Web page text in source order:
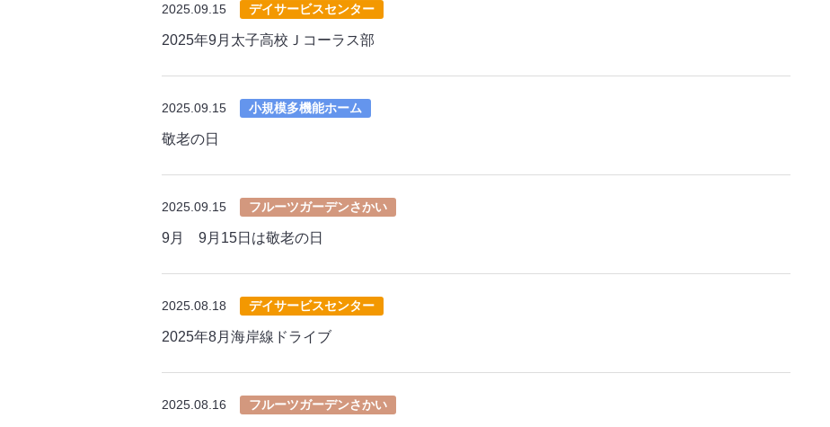
2025.09.15 デイサービスセンター
2025年9月太子高校Ｊコーラス部
2025.09.15 小規模多機能ホーム
敬老の日
2025.09.15 フルーツガーデンさかい
9月 9月15日は敬老の日
2025.08.18 デイサービスセンター
2025年8月海岸線ドライブ
2025.08.16 フルーツガーデンさかい